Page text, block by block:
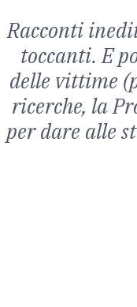
Racconti
toccanti. E
delle vittime
ricerche, la
per dare alle